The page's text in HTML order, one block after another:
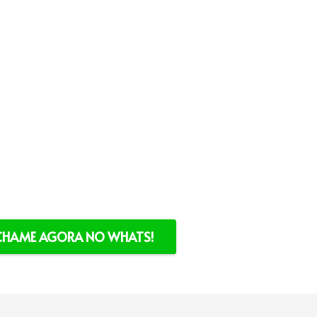
AGORA NO WHATS!